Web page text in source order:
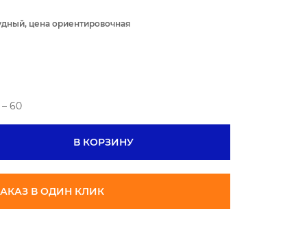
цена ориентировочная
60
В КОРЗИНУ
В ОДИН КЛИК